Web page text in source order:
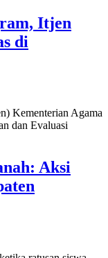
Itjen
di
Kementerian Agama
dan Evaluasi
Aksi